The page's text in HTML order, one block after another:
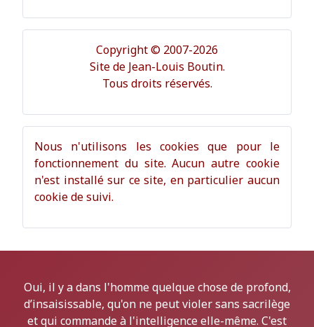
Copyright © 2007-2026
Site de Jean-Louis Boutin.
Tous droits réservés.
Nous n'utilisons les cookies que pour le
fonctionnement du site. Aucun autre cookie
n'est installé sur ce site, en particulier aucun
cookie de suivi.
Oui, il y a dans l'homme quelque chose de profond,
d’insaisissable, qu'on ne peut violer sans sacrilège
et qui commande à l'intelligence elle-même. C'est